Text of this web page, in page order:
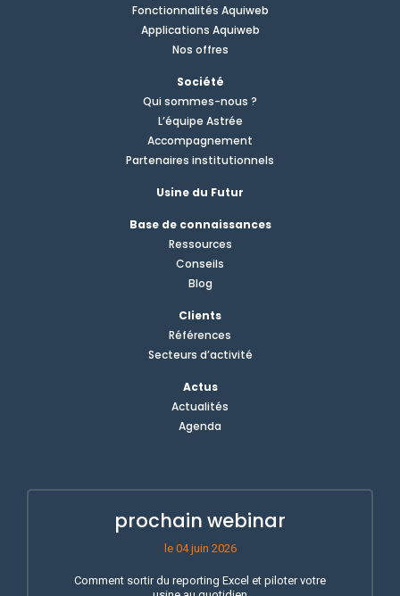
Fonctionnalités Aquiweb
Applications Aquiweb
Nos offres
Société
Qui sommes-nous ?
L’équipe Astrée
Accompagnement
Partenaires institutionnels
Usine du Futur
Base de connaissances
Ressources
Conseils
Blog
Clients
Références
Secteurs d’activité
Actus
Actualités
Agenda
prochain webinar
le 04 juin 2026
Comment sortir du reporting Excel et piloter votre